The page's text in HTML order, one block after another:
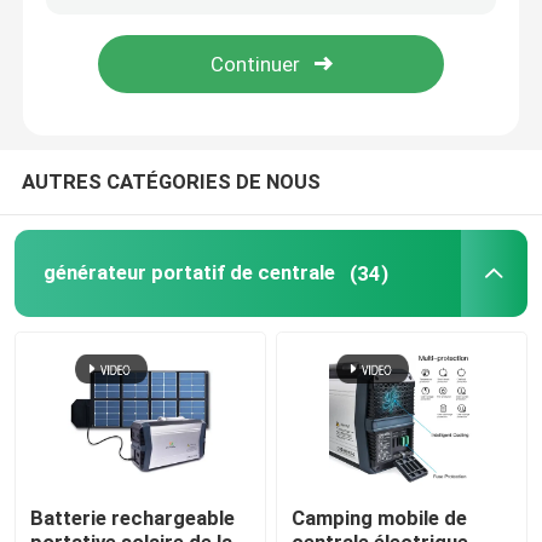
Visite d'usine
Station solaire de générateur
générateur portatif de centrale
Générateur de panneau solaire
AUTRES CATÉGORIES DE NOUS
générateur portatif de centrale (34)
Batterie rechargeable
Camping mobile de